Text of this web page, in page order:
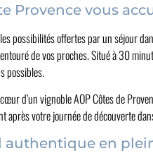
Provence vous
possibilités offertes par un séjour
de vos proches. Situé à 30
possibles.
d’un vignoble AOP Côtes de
après votre journée de découverte
authentique en